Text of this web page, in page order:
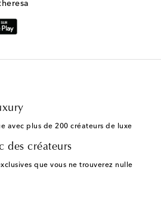
avec plus de 200 créateurs de luxe
des créateurs
que vous ne trouverez nulle